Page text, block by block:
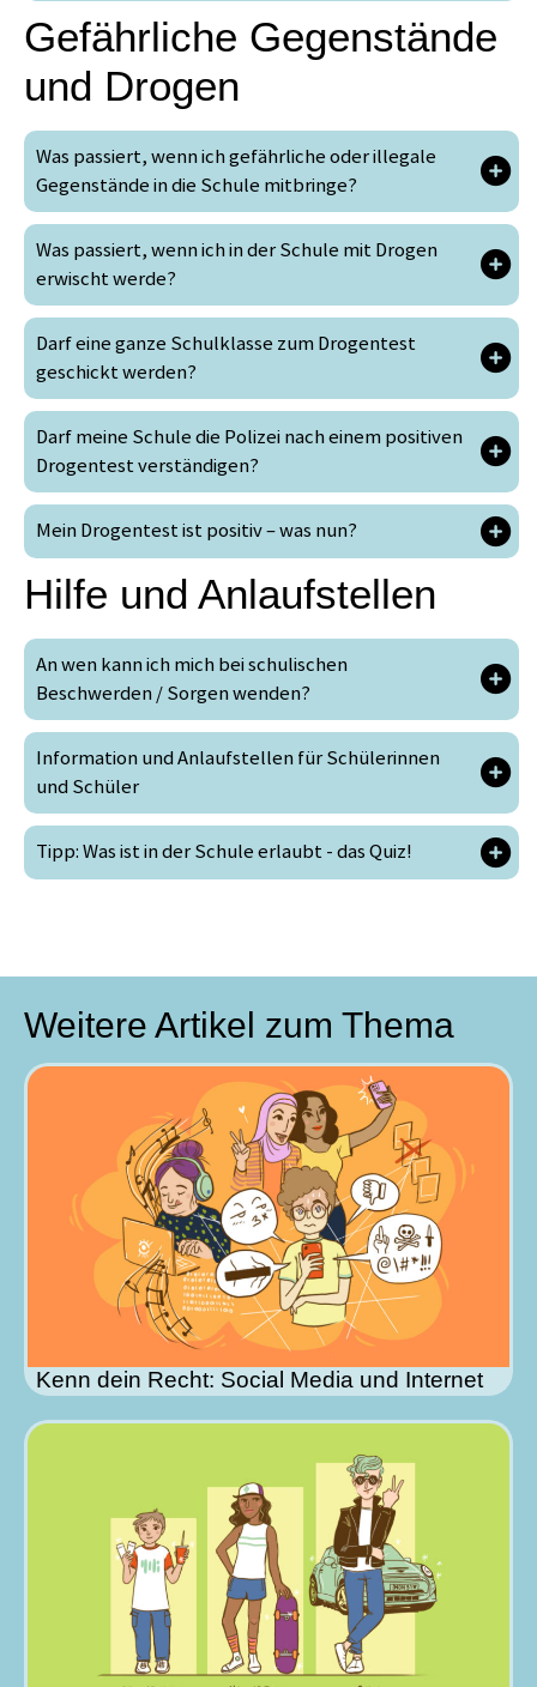
Gefährliche Gegenstände
und Drogen
Was passiert, wenn ich gefährliche oder illegale
Gegenstände in die Schule mitbringe?
Was passiert, wenn ich in der Schule mit Drogen
erwischt werde?
Darf eine ganze Schulklasse zum Drogentest
geschickt werden?
Darf meine Schule die Polizei nach einem positiven
Drogentest verständigen?
Mein Drogentest ist positiv – was nun?
Hilfe und Anlaufstellen
An wen kann ich mich bei schulischen
Beschwerden / Sorgen wenden?
Information und Anlaufstellen für Schülerinnen
und Schüler
Tipp: Was ist in der Schule erlaubt - das Quiz!
Weitere Artikel zum Thema
Kenn dein Recht: Social Media und Internet